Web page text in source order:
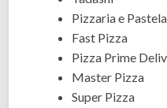
Pizzaria e
Fast Pizza
Pizza Prime
Master Pizza
Super Pizza